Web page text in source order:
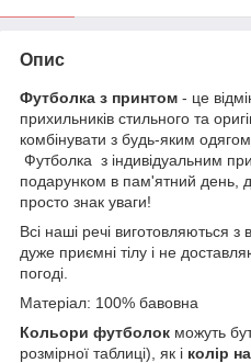
Опис
Футболка з принтом - це
прихильників стильного та
комбінувати з будь-яким
Футболка з індивідуальним
подарунком в пам'ятний день,
просто знак уваги!
Всі наші речі виготовляються з
дуже приємні тілу і не
погоді.
Матеріал: 100% бавовна
Кольори футболок можуть
розмірної таблиці), як і колір